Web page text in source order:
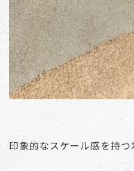
印象的なスケール感を持つ